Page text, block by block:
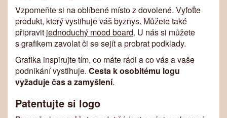
Vzpomeňte si na oblíbené místo z dovolené. Vyfoťte
produkt, který vystihuje váš byznys. Můžete také
připravit jednoduchý mood board. U nás si můžete
s grafikem zavolat či se sejít a probrat podklady.
Grafika inspirujte tím, co máte rádi a co vás a vaše
podnikání vystihuje. Cesta k osobitému logu
vyžaduje čas a zamyšlení.
Patentujte si logo